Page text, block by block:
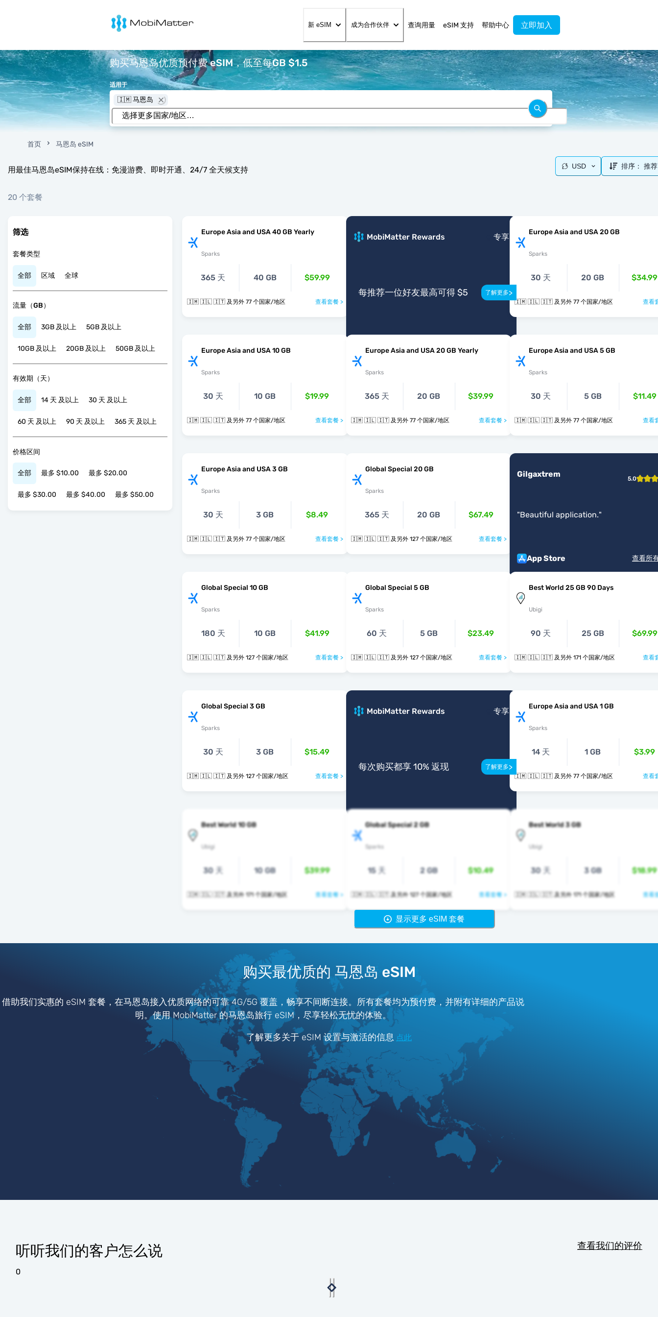
MobiMatter
新 eSIM 成为合作伙伴 查询用量 eSIM 支持 帮助中心 立即加入
购买马恩岛优质预付费 eSIM，低至每GB $1.5
适用于
🇮🇲 马恩岛
首页 马恩岛 eSIM
用最佳马恩岛eSIM保持在线：免漫游费、即时开通、24/7 全天候支持
20 个套餐
USD 排序： 推荐
筛选
套餐类型
全部 区域 全球
流量（GB）
全部 3GB 及以上 5GB 及以上
10GB 及以上 20GB 及以上 50GB 及以上
有效期（天）
全部 14 天 及以上 30 天 及以上
60 天 及以上 90 天 及以上 365 天 及以上
价格区间
全部 最多 $10.00 最多 $20.00
最多 $30.00 最多 $40.00 最多 $50.00
Europe Asia and USA 40 GB Yearly
Sparks
365 天 40 GB $59.99
🇮🇲 🇮🇱 🇮🇹 及另外 77 个国家/地区 查看套餐 >
MobiMatter Rewards 专享
每推荐一位好友最高可得 $5 了解更多>
Europe Asia and USA 20 GB
Sparks
30 天 20 GB $34.99
🇮🇲 🇮🇱 🇮🇹 及另外 77 个国家/地区 查看
Europe Asia and USA 10 GB
Sparks
30 天 10 GB $19.99
🇮🇲 🇮🇱 🇮🇹 及另外 77 个国家/地区 查看套餐 >
Europe Asia and USA 20 GB Yearly
Sparks
365 天 20 GB $39.99
🇮🇲 🇮🇱 🇮🇹 及另外 77 个国家/地区 查看套餐 >
Europe Asia and USA 5 GB
Sparks
30 天 5 GB $11.49
🇮🇲 🇮🇱 🇮🇹 及另外 77 个国家/地区 查看
Europe Asia and USA 3 GB
Sparks
30 天 3 GB $8.49
🇮🇲 🇮🇱 🇮🇹 及另外 77 个国家/地区 查看套餐 >
Global Special 20 GB
Sparks
365 天 20 GB $67.49
🇮🇲 🇮🇱 🇮🇹 及另外 127 个国家/地区 查看套餐 >
Gilgaxtrem 5.0
"Beautiful application."
App Store 查看所
Global Special 10 GB
Sparks
180 天 10 GB $41.99
🇮🇲 🇮🇱 🇮🇹 及另外 127 个国家/地区 查看套餐 >
Global Special 5 GB
Sparks
60 天 5 GB $23.49
🇮🇲 🇮🇱 🇮🇹 及另外 127 个国家/地区 查看套餐 >
Best World 25 GB 90 Days
Ubigi
90 天 25 GB $69.99
🇮🇲 🇮🇱 🇮🇹 及另外 171 个国家/地区 查看
Global Special 3 GB
Sparks
30 天 3 GB $15.49
🇮🇲 🇮🇱 🇮🇹 及另外 127 个国家/地区 查看套餐 >
MobiMatter Rewards 专享
每次购买都享 10% 返现 了解更多>
Europe Asia and USA 1 GB
Sparks
14 天 1 GB $3.99
🇮🇲 🇮🇱 🇮🇹 及另外 77 个国家/地区 查看
Best World 10 GB
Ubigi
30 天 10 GB $39.99
🇮🇲 🇮🇱 🇮🇹 及另外 171 个国家/地区 查看套餐 >
Global Special 2 GB
Sparks
15 天 2 GB $10.49
🇮🇲 🇮🇱 🇮🇹 及另外 127 个国家/地区 查看套餐 >
Best World 3 GB
Ubigi
30 天 3 GB $18.99
🇮🇲 🇮🇱 🇮🇹 及另外 171 个国家/地区 查看
显示更多 eSIM 套餐
购买最优质的 马恩岛 eSIM
借助我们实惠的 eSIM 套餐，在马恩岛接入优质网络的可靠 4G/5G 覆盖，畅享不间断连接。所有套餐均为预付费，并附有详细的产品说
明。使用 MobiMatter 的马恩岛旅行 eSIM，尽享轻松无忧的体验。
了解更多关于 eSIM 设置与激活的信息 点此
听听我们的客户怎么说 查看我们的评价
0